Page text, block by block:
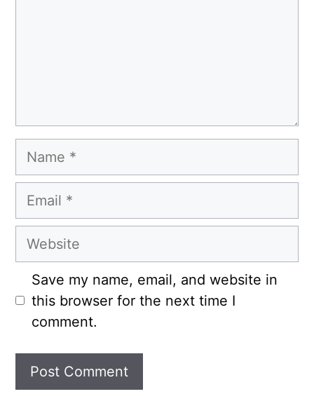
Name
Email
Website
Save my name, email, and website in
this browser for the next time I
comment.